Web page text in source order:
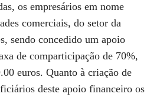
os empresários em nome
comerciais, do setor da
sendo concedido um apoio
de comparticipação de 70%,
euros. Quanto à criação de
deste apoio financeiro os